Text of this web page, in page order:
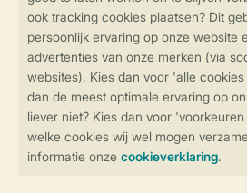
Controle over jouw
Veilig en snel online boeken
Veilige gegevensoverdracht
Veilige betaling